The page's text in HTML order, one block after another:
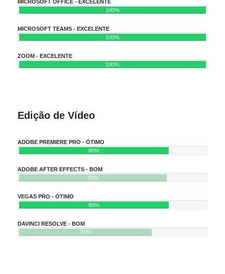
MICROSOFT OFFICE - EXCELENTE
100%
MICROSOFT TEAMS - EXCELENTE
100%
ZOOM - EXCELENTE
100%
Edição de Vídeo
ADOBE PREMIERE PRO - ÓTIMO
80%
ADOBE AFTER EFFECTS - BOM
79%
VEGAS PRO - ÓTIMO
80%
DAVINCI RESOLVE - BOM
71%